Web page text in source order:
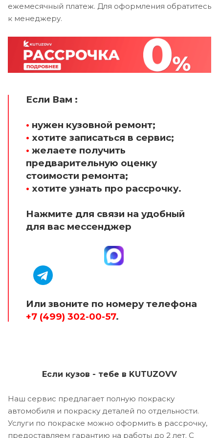
ежемесячный платеж. Для оформления обратитесь
к менеджеру.
Если Вам :
• нужен кузовной ремонт;
• хотите записаться в сервис;
• желаете получить
предварительную оценку
стоимости ремонта;
• хотите узнать про рассрочку.
Нажмите для связи на удобный
для вас мессенджер
Или звоните по номеру телефона
+7 (499) 302-00-57.
Если кузов - тебе в KUTUZOVV
Наш сервис предлагает полную покраску
автомобиля и покраску деталей по отдельности.
Услуги по покраске можно оформить в рассрочку,
предоставляем гарантию на работы до 2 лет. С